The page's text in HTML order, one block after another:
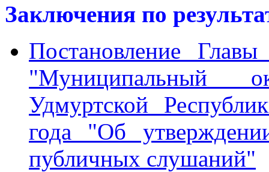
Заключения по
Постановление
"Муниципальный
Удмуртской
года "Об
публичных слушаний"